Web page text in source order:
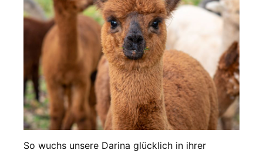
So wuchs unsere Darina glücklich in ihrer